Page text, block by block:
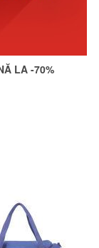
LA -70%